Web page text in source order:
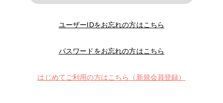
ユーザーIDをお忘れの方はこちら
パスワードをお忘れの方はこちら
はじめてご利用の方はこちら（新規会員登録）